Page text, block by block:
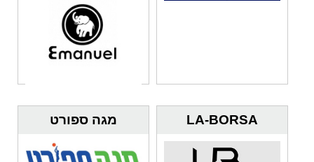
LA-BORSA מגה ספורט